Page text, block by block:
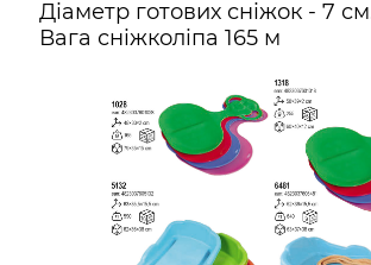
Діаметр готових сніжок - 7
Вага сніжколіпа 165 м